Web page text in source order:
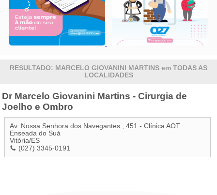
RESULTADO: MARCELO GIOVANINI MARTINS em TODAS AS
LOCALIDADES
Dr Marcelo Giovanini Martins - Cirurgia de
Joelho e Ombro
Av. Nossa Senhora dos Navegantes , 451 - Clínica AOT
Enseada do Suá
Vitória/ES
(027) 3345-0191